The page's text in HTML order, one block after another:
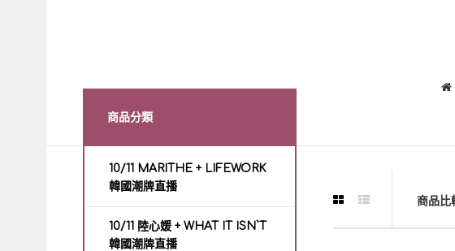
商品分類
10/11 MARITHE + LIFEWORK
韓國潮牌直播
10/11 陸心媛 + WHAT IT ISN`T
韓國潮牌直播
商品比